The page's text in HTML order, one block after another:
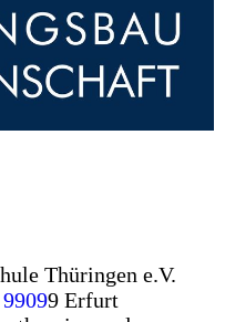
Thüringen e.V.
9 Erfurt